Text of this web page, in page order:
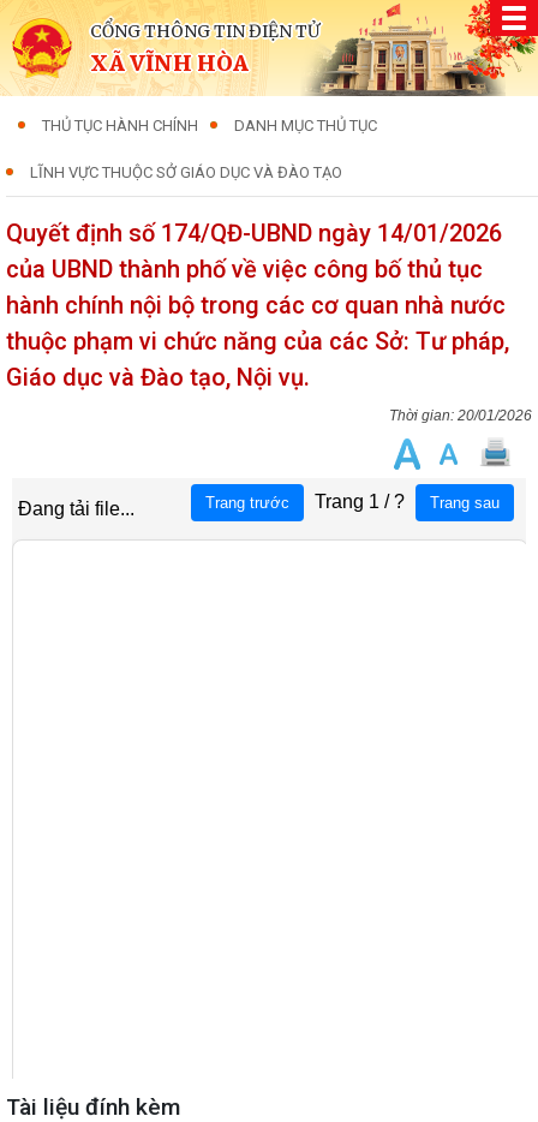
CỔNG THÔNG TIN ĐIỆN TỬ
XÃ VĨNH HÒA
THỦ TỤC HÀNH CHÍNH DANH MỤC THỦ TỤC
LĨNH VỰC THUỘC SỞ GIÁO DỤC VÀ ĐÀO TẠO
Quyết định số 174/QĐ-UBND ngày 14/01/2026
của UBND thành phố về việc công bố thủ tục
hành chính nội bộ trong các cơ quan nhà nước
thuộc phạm vi chức năng của các Sở: Tư pháp,
Giáo dục và Đào tạo, Nội vụ.
20/01/2026
Tài liệu đính kèm